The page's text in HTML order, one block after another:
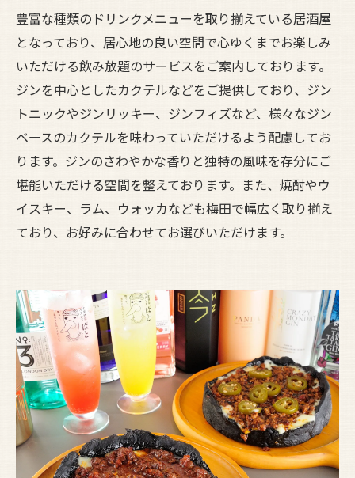
豊富な種類のドリンクメニューを取り揃えている居酒屋
となっており、居心地の良い空間で心ゆくまでお楽しみ
いただける飲み放題のサービスをご案内しております。
ジンを中心としたカクテルなどをご提供しており、ジン
トニックやジンリッキー、ジンフィズなど、様々なジン
ベースのカクテルを味わっていただけるよう配慮してお
ります。ジンのさわやかな香りと独特の風味を存分にご
堪能いただける空間を整えております。また、焼酎やウ
イスキー、ラム、ウォッカなども梅田で幅広く取り揃え
ており、お好みに合わせてお選びいただけます。